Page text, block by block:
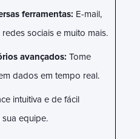
ferramentas: E-mail,
sociais e muito mais.
avançados: Tome
dados em tempo real.
intuitiva e de fácil
equipe.